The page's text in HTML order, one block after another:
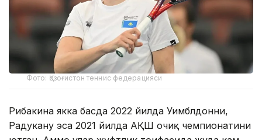
Фото: Қозоғистон теннис федерацияси
Рибакина якка баҳсда 2022 йилда Уимблдонни,
Радукану эса 2021 йилда АҚШ очиқ чемпионатини